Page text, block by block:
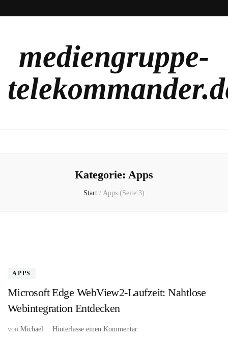
mediengruppe-
Kategorie: Apps
Start / Apps (Seite 3)
APPS
Microsoft Edge WebView2-Laufzeit: Nahtlose
Webintegration Entdecken
von Michael Hinterlasse einen Kommentarzu